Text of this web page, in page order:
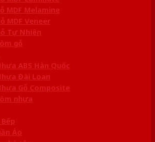
MDF Melamine
MDF Veneer
Tự Nhiên
gỗ
ABS Hàn Quốc
Đài Loan
Gỗ Composite
nhựa
Áo